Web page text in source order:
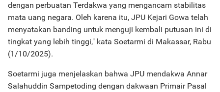
dengan perbuatan Terdakwa yang mengancam stabilitas
mata uang negara. Oleh karena itu, JPU Kejari Gowa telah
menyatakan banding untuk menguji kembali putusan ini di
tingkat yang lebih tinggi," kata Soetarmi di Makassar, Rabu
(1/10/2025).
Soetarmi juga menjelaskan bahwa JPU mendakwa Annar
Salahuddin Sampetoding dengan dakwaan Primair Pasal